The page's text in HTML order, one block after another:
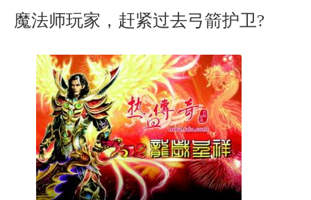
魔法师玩家，赶紧过去弓箭护卫?